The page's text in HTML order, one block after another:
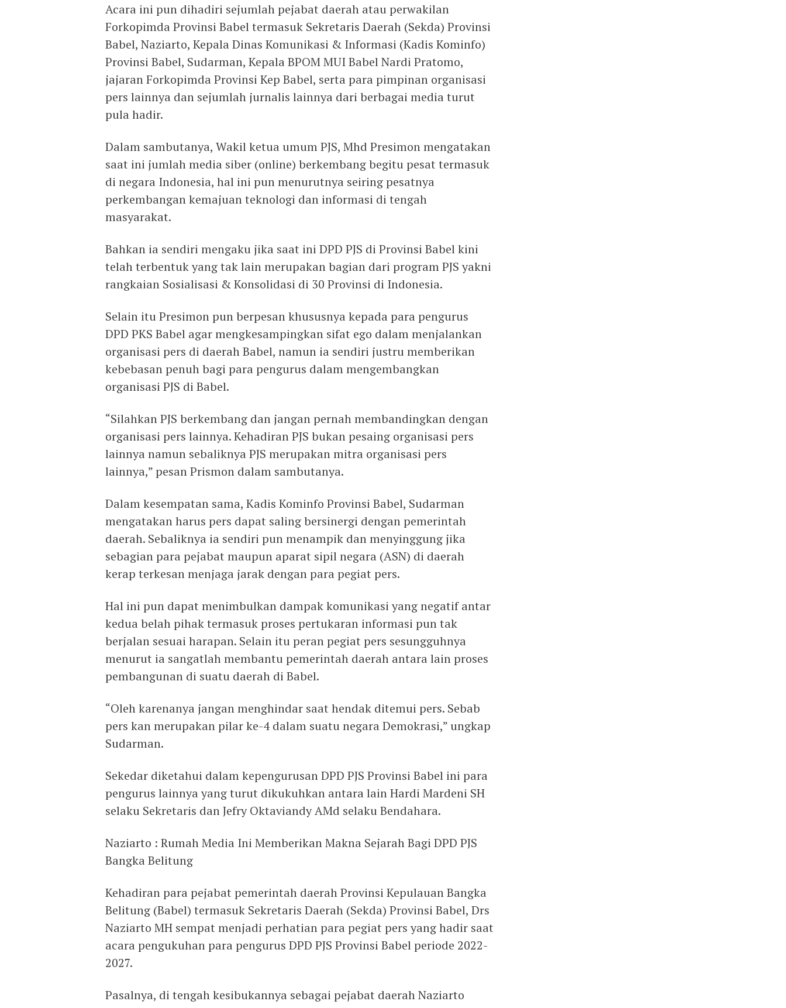
Acara ini pun dihadiri sejumlah pejabat daerah atau perwakilan
Forkopimda Provinsi Babel termasuk Sekretaris Daerah (Sekda) Provinsi
Babel, Naziarto, Kepala Dinas Komunikasi & Informasi (Kadis Kominfo)
Provinsi Babel, Sudarman, Kepala BPOM MUI Babel Nardi Pratomo,
jajaran Forkopimda Provinsi Kep Babel, serta para pimpinan organisasi
pers lainnya dan sejumlah jurnalis lainnya dari berbagai media turut
pula hadir.
Dalam sambutanya, Wakil ketua umum PJS, Mhd Presimon mengatakan
saat ini jumlah media siber (online) berkembang begitu pesat termasuk
di negara Indonesia, hal ini pun menurutnya seiring pesatnya
perkembangan kemajuan teknologi dan informasi di tengah
masyarakat.
Bahkan ia sendiri mengaku jika saat ini DPD PJS di Provinsi Babel kini
telah terbentuk yang tak lain merupakan bagian dari program PJS yakni
rangkaian Sosialisasi & Konsolidasi di 30 Provinsi di Indonesia.
Selain itu Presimon pun berpesan khususnya kepada para pengurus
DPD PKS Babel agar mengkesampingkan sifat ego dalam menjalankan
organisasi pers di daerah Babel, namun ia sendiri justru memberikan
kebebasan penuh bagi para pengurus dalam mengembangkan
organisasi PJS di Babel.
“Silahkan PJS berkembang dan jangan pernah membandingkan dengan
organisasi pers lainnya. Kehadiran PJS bukan pesaing organisasi pers
lainnya namun sebaliknya PJS merupakan mitra organisasi pers
lainnya,” pesan Prismon dalam sambutanya.
Dalam kesempatan sama, Kadis Kominfo Provinsi Babel, Sudarman
mengatakan harus pers dapat saling bersinergi dengan pemerintah
daerah. Sebaliknya ia sendiri pun menampik dan menyinggung jika
sebagian para pejabat maupun aparat sipil negara (ASN) di daerah
kerap terkesan menjaga jarak dengan para pegiat pers.
Hal ini pun dapat menimbulkan dampak komunikasi yang negatif antar
kedua belah pihak termasuk proses pertukaran informasi pun tak
berjalan sesuai harapan. Selain itu peran pegiat pers sesungguhnya
menurut ia sangatlah membantu pemerintah daerah antara lain proses
pembangunan di suatu daerah di Babel.
“Oleh karenanya jangan menghindar saat hendak ditemui pers. Sebab
pers kan merupakan pilar ke-4 dalam suatu negara Demokrasi,” ungkap
Sudarman.
Sekedar diketahui dalam kepengurusan DPD PJS Provinsi Babel ini para
pengurus lainnya yang turut dikukuhkan antara lain Hardi Mardeni SH
selaku Sekretaris dan Jefry Oktaviandy AMd selaku Bendahara.
Naziarto : Rumah Media Ini Memberikan Makna Sejarah Bagi DPD PJS
Bangka Belitung
Kehadiran para pejabat pemerintah daerah Provinsi Kepulauan Bangka
Belitung (Babel) termasuk Sekretaris Daerah (Sekda) Provinsi Babel, Drs
Naziarto MH sempat menjadi perhatian para pegiat pers yang hadir saat
acara pengukuhan para pengurus DPD PJS Provinsi Babel periode 2022-
2027.
Pasalnya, di tengah kesibukannya sebagai pejabat daerah Naziarto